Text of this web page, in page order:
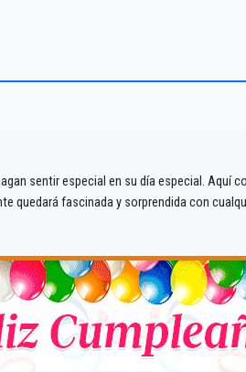
sentir especial en su día especial. Aquí
quedará fascinada y sorprendida con